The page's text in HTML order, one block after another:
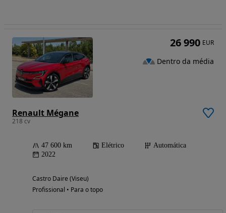
Renault Mégane
218 cv
47 600 km Elétrico
Automática
2022
Castro Daire (Viseu)
Profissional • Para o topo
26 990 EUR
Dentro da média